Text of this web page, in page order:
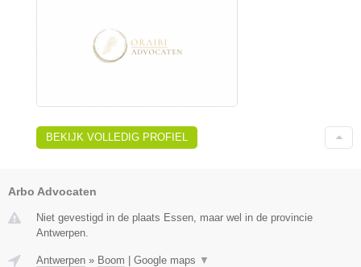
BEKIJK VOLLEDIG PROFIEL
Arbo Advocaten
Niet gevestigd in de plaats Essen, maar wel in de provincie
Antwerpen.
Antwerpen » Boom Google maps ▼